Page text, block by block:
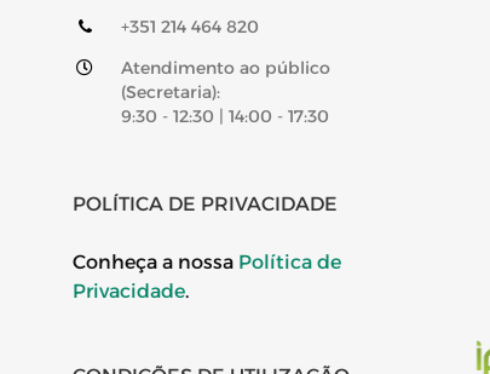
+351 214 464 820
Atendimento ao público
(Secretaria):
9:30 - 12:30 | 14:00 - 17:30
POLÍTICA DE PRIVACIDADE
Conheça a nossa Política de
Privacidade.